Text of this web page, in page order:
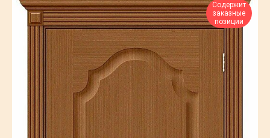
Содержит
заказные
позиции